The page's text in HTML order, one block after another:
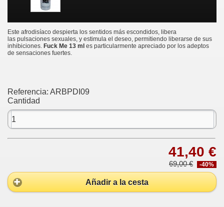
Este afrodisíaco despierta los sentidos más escondidos, libera
las pulsaciones sexuales, y estimula el deseo, permitiendo liberarse de sus
inhibiciones. Fuck Me 13 ml es particularmente apreciado por los adeptos
de sensaciones fuertes.
Referencia: ARBPDI09
Cantidad
41,40 €
69,00 € -40%
Añadir a la cesta